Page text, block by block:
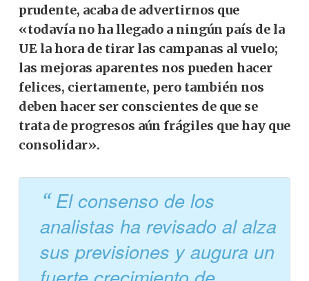
prudente, acaba de advertirnos que
«todavía no ha llegado a ningún país de la
UE la hora de tirar las campanas al vuelo;
las mejoras aparentes nos pueden hacer
felices, ciertamente, pero también nos
deben hacer ser conscientes de que se
trata de progresos aún frágiles que hay que
consolidar».
El consenso de los
analistas ha revisado al alza
sus previsiones y augura un